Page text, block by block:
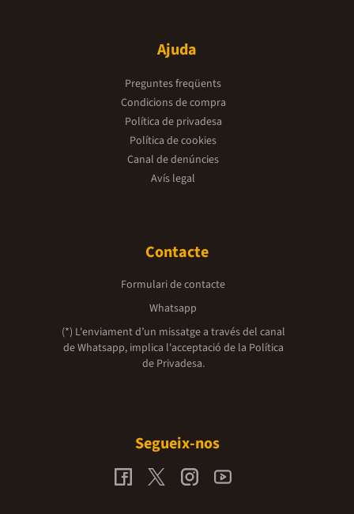
Ajuda
Preguntes freqüents
Condicions de compra
Política de privadesa
Política de cookies
Canal de denúncies
Avís legal
Contacte
Formulari de contacte
Whatsapp
(*) L'enviament d’un missatge a través del canal
de Whatsapp, implica l'acceptació de la Política
de Privadesa.
Segueix-nos